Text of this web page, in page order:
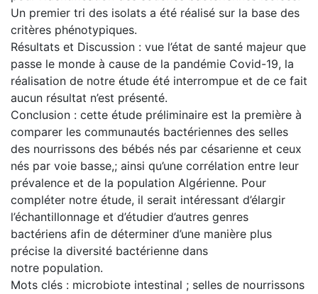
Un premier tri des isolats a été réalisé sur la base des
critères phénotypiques.
Résultats et Discussion : vue l’état de santé majeur que
passe le monde à cause de la pandémie Covid-19, la
réalisation de notre étude été interrompue et de ce fait
aucun résultat n’est présenté.
Conclusion : cette étude préliminaire est la première à
comparer les communautés bactériennes des selles
des nourrissons des bébés nés par césarienne et ceux
nés par voie basse,; ainsi qu’une corrélation entre leur
prévalence et de la population Algérienne. Pour
compléter notre étude, il serait intéressant d’élargir
l’échantillonnage et d’étudier d’autres genres
bactériens afin de déterminer d’une manière plus
précise la diversité bactérienne dans
notre population.
Mots clés : microbiote intestinal ; selles de nourrissons